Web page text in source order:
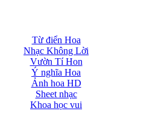
Từ điển Hoa
Nhạc Không Lời
Vườn Tí Hon
Ý nghĩa Hoa
Ảnh hoa HD
Sheet nhạc
Khoa học vui